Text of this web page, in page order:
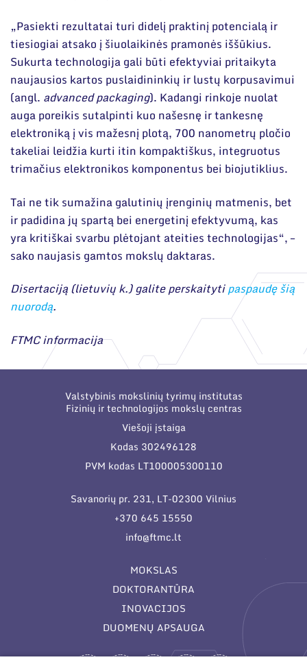
„Pasiekti rezultatai turi didelį praktinį potencialą ir
tiesiogiai atsako į šiuolaikinės pramonės iššūkius.
Sukurta technologija gali būti efektyviai pritaikyta
naujausios kartos puslaidininkių ir lustų korpusavimui
(angl. advanced packaging). Kadangi rinkoje nuolat
auga poreikis sutalpinti kuo našesnę ir tankesnę
elektroniką į vis mažesnį plotą, 700 nanometrų pločio
takeliai leidžia kurti itin kompaktiškus, integruotus
trimačius elektronikos komponentus bei biojutiklius.
Tai ne tik sumažina galutinių įrenginių matmenis, bet
ir padidina jų spartą bei energetinį efektyvumą, kas
yra kritiškai svarbu plėtojant ateities technologijas“, –
sako naujasis gamtos mokslų daktaras.
Disertaciją (lietuvių k.) galite perskaitytipaspaudę šią
nuorodą.
FTMC informacija
Valstybinis mokslinių tyrimų institutas
Fizinių ir technologijos mokslų centras
Viešoji įstaiga
Kodas 302496128
PVM kodas LT100005300110
Savanorių pr. 231, LT-02300 Vilnius
+370 645 15550
info@ftmc.lt
MOKSLAS
DOKTORANTŪRA
INOVACIJOS
DUOMENŲ APSAUGA